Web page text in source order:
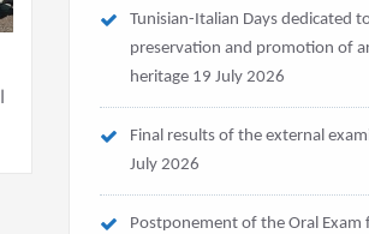
Tunisian-Italian Days dedicated
preservation and promotion of
heritage 19 July 2026
Final results of the external
July 2026
Postponement of the Oral Exam